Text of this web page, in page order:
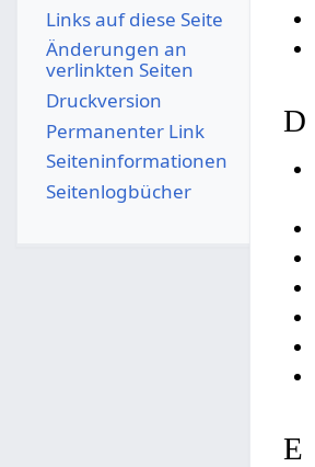
D
E
Links auf diese Seite
Änderungen an
verlinkten Seiten
Druckversion
Permanenter Link
Seiten­­informationen
Seitenlogbücher